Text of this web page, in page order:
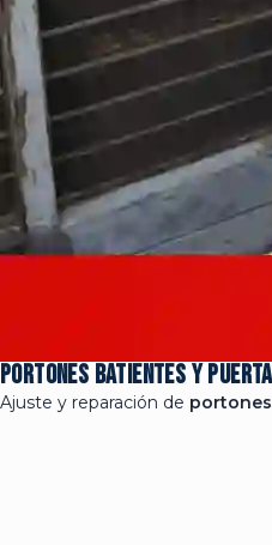
Portones batientes y
Ajuste y reparación de